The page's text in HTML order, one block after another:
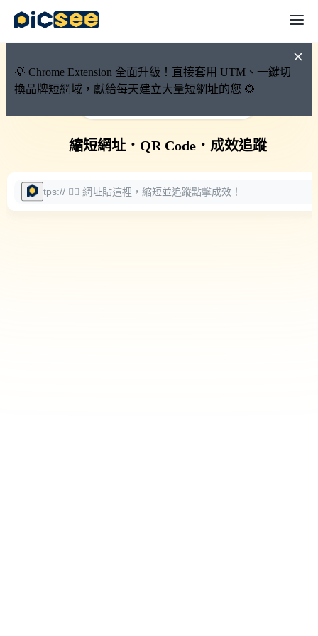
💡 Chrome Extension 全面升級！直接套用 UTM、一鍵切
換品牌短網域，獻給每天建立大量短網址的您 🌻
🚀 PicSee 短網址永久有效
縮短網址． QR Code． 成效追蹤